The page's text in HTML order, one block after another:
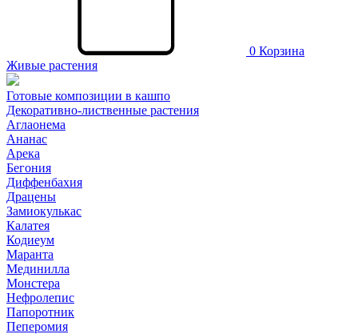
0 Корзина
Живые растения
Готовые композиции в кашпо
Декоративно-лиственные растения
Аглаонема
Ананас
Арека
Бегония
Диффенбахия
Драцены
Замиокулькас
Калатея
Кодиеум
Маранта
Мединилла
Монстера
Нефролепис
Папоротник
Пеперомия